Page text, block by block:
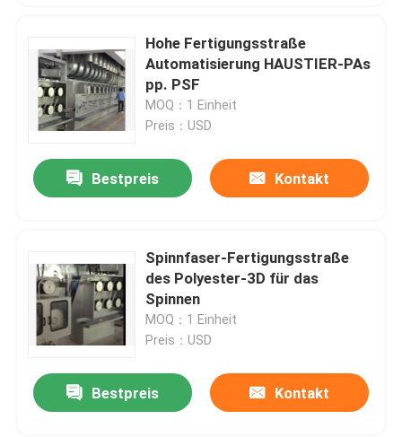
Haus
Über uns
Qualitätskontrolle
Hohe Fertigungsstraße
Automatisierung HAUSTIER-PAs
pp. PSF
MOQ：1 Einheit
Preis：USD
Bestpreis Kontakt
Spinnfaser-Fertigungsstraße
des Polyester-3D für das
Spinnen
MOQ：1 Einheit
Preis：USD
Bestpreis Kontakt